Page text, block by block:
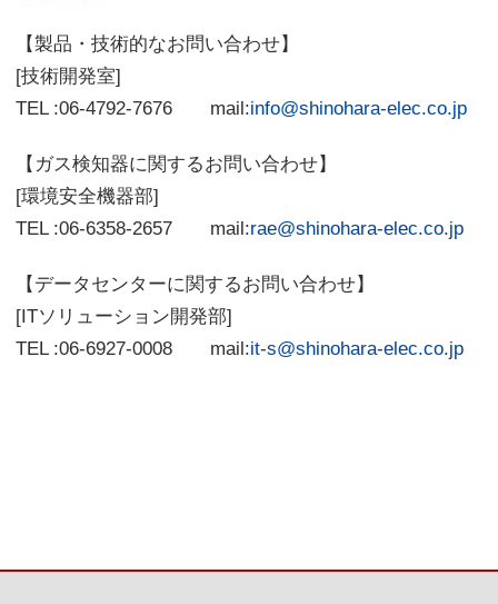
【製品・技術的なお問い合わせ】
[技術開発室]
TEL :06-4792-7676 mail:info@shinohara-elec.co.jp
【ガス検知器に関するお問い合わせ】
[環境安全機器部]
TEL :06-6358-2657 mail:rae@shinohara-elec.co.jp
【データセンターに関するお問い合わせ】
[ITソリューション開発部]
TEL :06-6927-0008 mail:it-s@shinohara-elec.co.jp